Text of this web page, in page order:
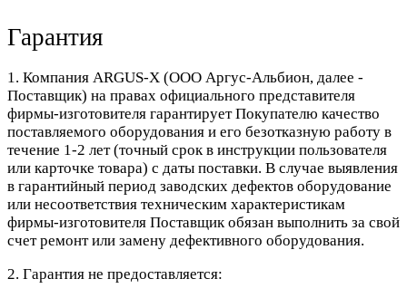
Гарантия
1. Компания ARGUS-X (ООО Аргус-Альбион, далее -
Поставщик) на правах официального представителя
фирмы-изготовителя гарантирует Покупателю качество
поставляемого оборудования и его безотказную работу в
течение 1-2 лет (точный срок в инструкции пользователя
или карточке товара) с даты поставки. В случае выявления
в гарантийный период заводских дефектов оборудование
или несоответствия техническим характеристикам
фирмы-изготовителя Поставщик обязан выполнить за свой
счет ремонт или замену дефективного оборудования.
2. Гарантия не предоставляется: